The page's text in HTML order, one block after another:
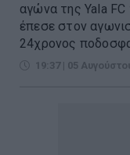
αγώνα της Yala
έπεσε στον
24χρονος
19:37 | 05